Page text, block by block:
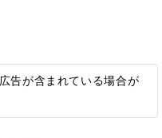
告が含まれている場合が